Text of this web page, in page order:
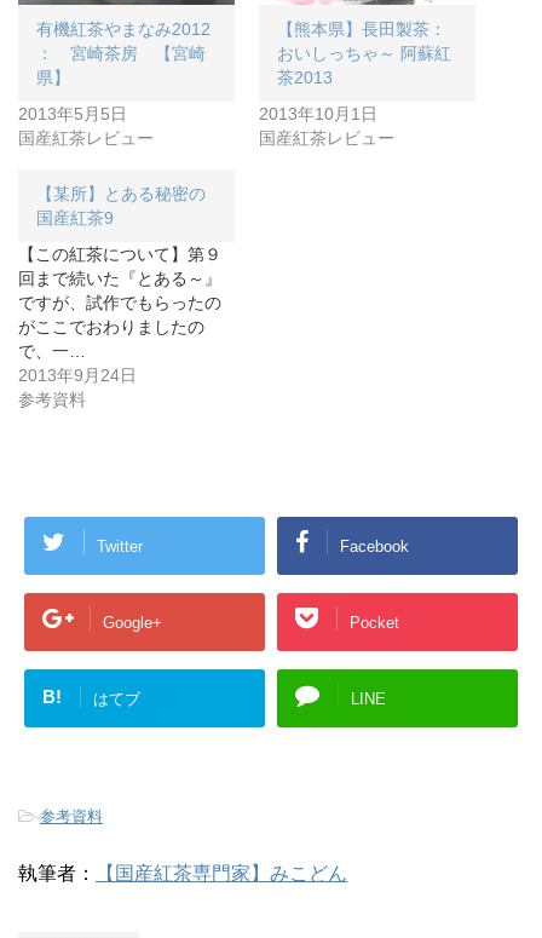
有機紅茶やまなみ2012
： 宮崎茶房 【宮崎
県】
2013年5月5日
国産紅茶レビュー
【熊本県】長田製茶：
おいしっちゃ～ 阿蘇紅
茶2013
2013年10月1日
国産紅茶レビュー
【某所】とある秘密の
国産紅茶9
【この紅茶について】第９
回まで続いた『とある～』
ですが、試作でもらったの
がここでおわりましたの
で、一…
2013年9月24日
参考資料
Twitter Facebook
Google+ Pocket
B! はてブ LINE
-参考資料
執筆者： 【国産紅茶専門家】みこどん